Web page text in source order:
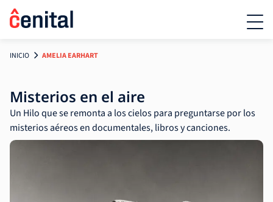
INICIO AMELIA EARHART
Misterios en el aire
Un Hilo que se remonta a los cielos para preguntarse por los
misterios aéreos en documentales, libros y canciones.